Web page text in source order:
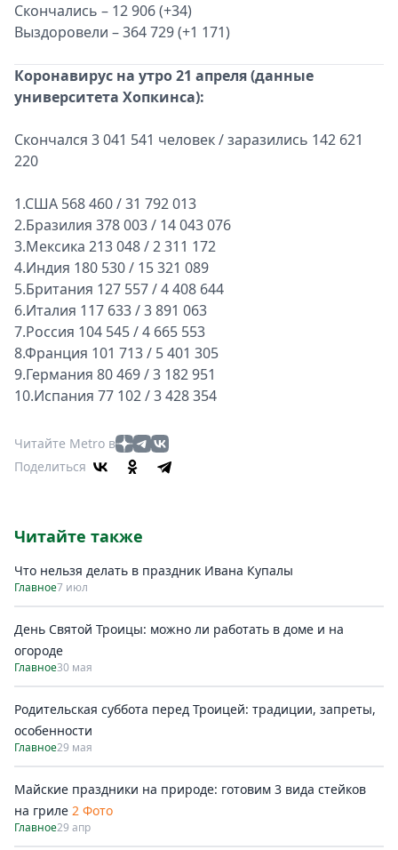
Скончались – 12 906 (+34)
Выздоровели – 364 729 (+1 171)
Коронавирус на утро 21 апреля (данные
университета Хопкинса):
Скончался 3 041 541 человек / заразились 142 621
220
1.США 568 460 / 31 792 013
2.Бразилия 378 003 / 14 043 076
3.Мексика 213 048 / 2 311 172
4.Индия 180 530 / 15 321 089
5.Британия 127 557 / 4 408 644
6.Италия 117 633 / 3 891 063
7.Россия 104 545 / 4 665 553
8.Франция 101 713 / 5 401 305
9.Германия 80 469 / 3 182 951
10.Испания 77 102 / 3 428 354
Читайте Metro в
Поделиться
Читайте также
Что нельзя делать в праздник Ивана Купалы
Главное7 июл
День Святой Троицы: можно ли работать в доме и на
огороде
Главное30 мая
Родительская суббота перед Троицей: традиции, запреты,
особенности
Главное29 мая
Майские праздники на природе: готовим 3 вида стейков
на гриле 2 Фото
Главное29 апр